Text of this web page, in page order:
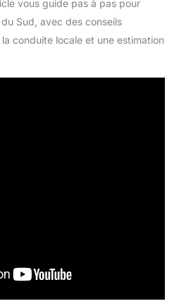
vous guide pas à pas pour
Sud, avec des conseils
conduite locale et une estimation